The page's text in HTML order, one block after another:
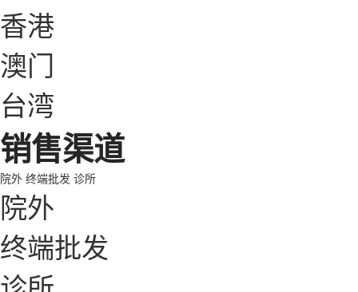
香港
澳门
台湾
销售渠道
院外 终端批发 诊所
院外
终端批发